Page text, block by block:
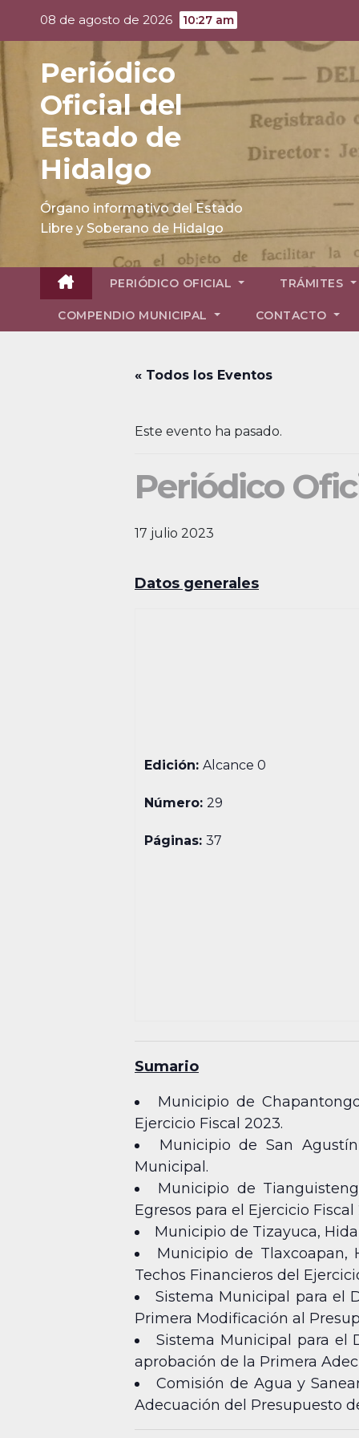
08 de agosto de 2026 10:27 am
Periódico
Oficial del
Estado de
Hidalgo
Órgano informativo del Estado
Libre y Soberano de Hidalgo
PERIÓDICO OFICIAL TRÁMITES
COMPENDIO MUNICIPAL CONTACTO
« Todos los Eventos
Este evento ha pasado.
Periódico
17 julio 2023
Datos generales
Edición:Alcance 0
Número:29
Páginas:37
Sumario
Municipio de
Ejercicio Fiscal 2023.
Municipio de San
Municipal.
Municipio de
Egresos para el Ejercicio Fiscal
Municipio de Tizayuca,
Municipio de Tlaxcoapan,
Techos Financieros del
Sistema Municipal para el
Primera Modificación al
Sistema Municipal para el
aprobación de la Primera
Comisión de Agua y
Adecuación del Presupuesto